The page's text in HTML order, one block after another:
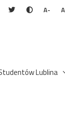
A- A
Lublina